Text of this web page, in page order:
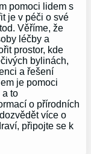
pomoci lidem s
je v péči o své
Věříme, že
léčby a
prostor, kde
bylinách,
a řešení
je pomoci
a to
o přírodních
více o
připojte se k